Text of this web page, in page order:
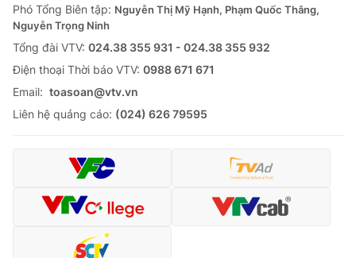
Phó Tổng Biên tập: Nguyễn Thị Mỹ Hạnh, Phạm Quốc Thắng,
Nguyễn Trọng Ninh
Tổng đài VTV: 024.38 355 931 - 024.38 355 932
Ðiện thoại Thời báo VTV: 0988 671 671
Email: toasoan@vtv.vn
Liên hệ quảng cáo: (024) 626 79595